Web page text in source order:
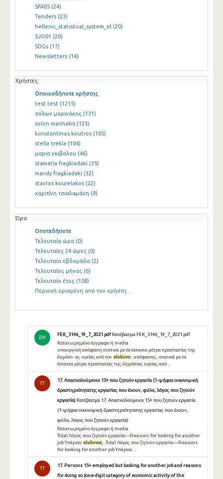
SFA05 (24)
Tenders (23)
hellenic_statistical_system_el (20)
SJO01 (20)
SDGs (17)
Newsletters (14)
Χρήστες
Οποιοσδήποτε χρήστης
test test (1215)
σόλων μαρινάκης (131)
solon marinakis (123)
konstantinos koutros (105)
stella trekla (104)
μαρια γκιβαλου (46)
stamatia fragkiadaki (35)
mandy fragkiadaki (32)
stavros kourelakos (22)
χαριτίνη τσιαλαμάνη (9)
Ώρα
Οποτεδήποτε
Τελευταία ώρα (0)
Τελευταίες 24 ώρες (0)
Τελευταία εβδομάδα (2)
Τελευταίος μήνας (6)
Τελευταίο έτος (158)
Περιοχή ορισμένη από τον χρήστη…
ΣΜ
FEK_3146_19_7_2021.pdf Κατέβασμα FEK_3146_19_7_2021.pdf
Καταχωρημένο έγγραφο ή media
υπουργική απόφαση σχετικά με τα έκτακτα μέτρα προστασίας της
δημόσι- ας υγείας από τον κίνδυνο...απόφασης, σχετικά με τα
έκτακτα μέτρα προστασίας της δημόσιας υγείας από ...
TT
17. Απασχολούμενοι 15+ που ζητούν εργασία (1-ψήφια οικονομική
δραστηριότητατης εργασίας που έχουν, φύλο, λόγος που ζητούν
εργασία) Κατέβασμα 17. Απασχολούμενοι 15+ που ζητούν εργασία
(1-ψήφια οικονομική δραστηριότητατης εργασίας που έχουν,
φύλο, λόγος που ζητούν εργασία)
Καταχωρημένο έγγραφο ή media
Total Λόγος που ζητούν εργασία—Reasons for looking for another
job Υπάρχει κίνδυνος ...Total Λόγος που ζητούν εργασία—Reasons
for looking for another job Υπάρχει ...
TT
17. Persons 15+ employed but looking for another job and reasons
for doing so (one-digit category of economic activity of the